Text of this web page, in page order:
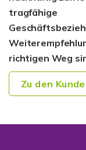
tragfähige
richtigen Weg
Zu den